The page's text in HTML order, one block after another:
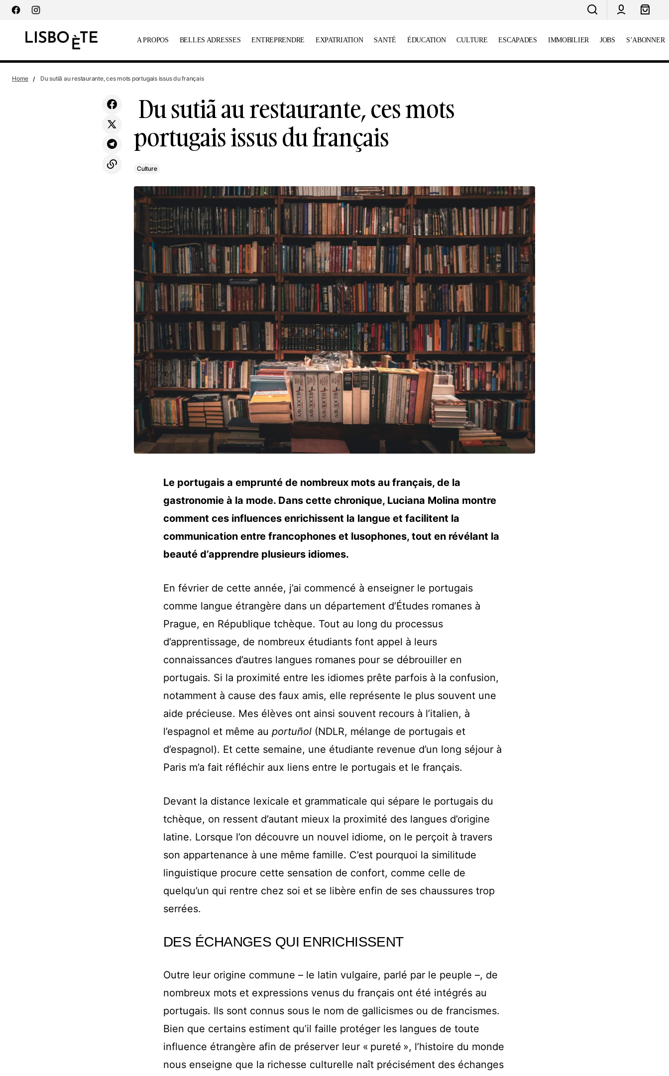
principal
A PROPOS BELLES ADRESSES ENTREPRENDRE EXPATRIATION SANTÉ ÉDUCATION CULTURE ESCAPADES IMMOBILIER JOBS S’ABONNER
transforme le secteur juridique"
Culture
Home Du sutiã au restaurante, ces mots portugais issus du français
Du sutiã au restaurante, ces mots
portugais issus du français
Culture
Le portugais a emprunté de nombreux mots au français, de la
gastronomie à la mode. Dans cette chronique, Luciana Molina montre
comment ces influences enrichissent la langue et facilitent la
communication entre francophones et lusophones, tout en révélant la
beauté d’apprendre plusieurs idiomes.
En février de cette année, j’ai commencé à enseigner le portugais
comme langue étrangère dans un département d’Études romanes à
Prague, en République tchèque. Tout au long du processus
d’apprentissage, de nombreux étudiants font appel à leurs
connaissances d’autres langues romanes pour se débrouiller en
portugais. Si la proximité entre les idiomes prête parfois à la confusion,
notamment à cause des faux amis, elle représente le plus souvent une
aide précieuse. Mes élèves ont ainsi souvent recours à l’italien, à
l’espagnol et même au portuñol (NDLR, mélange de portugais et
d’espagnol). Et cette semaine, une étudiante revenue d’un long séjour à
Paris m’a fait réfléchir aux liens entre le portugais et le français.
Devant la distance lexicale et grammaticale qui sépare le portugais du
tchèque, on ressent d’autant mieux la proximité des langues d’origine
latine. Lorsque l’on découvre un nouvel idiome, on le perçoit à travers
son appartenance à une même famille. C’est pourquoi la similitude
linguistique procure cette sensation de confort, comme celle de
quelqu’un qui rentre chez soi et se libère enfin de ses chaussures trop
serrées.
DES ÉCHANGES QUI ENRICHISSENT
Outre leur origine commune – le latin vulgaire, parlé par le peuple –, de
nombreux mots et expressions venus du français ont été intégrés au
portugais. Ils sont connus sous le nom de gallicismes ou de francismes.
Bien que certains estiment qu’il faille protéger les langues de toute
influence étrangère afin de préserver leur « pureté », l’histoire du monde
nous enseigne que la richesse culturelle naît précisément des échanges